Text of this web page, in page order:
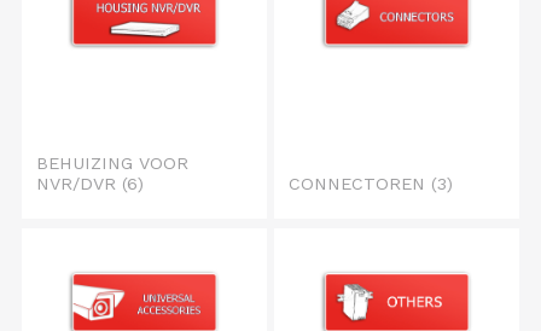
BEHUIZING VOOR
NVR/DVR (6) CONNECTOREN (3)